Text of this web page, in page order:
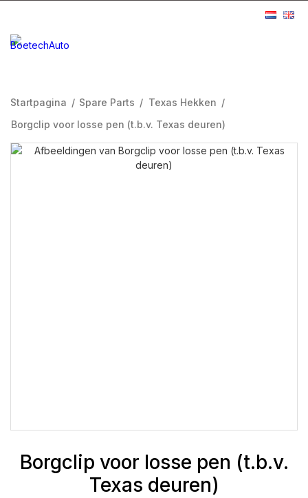
Startpagina / Spare Parts / Texas Hekken /
Borgclip voor losse pen (t.b.v. Texas deuren)
Borgclip voor losse pen (t.b.v.
Texas deuren)